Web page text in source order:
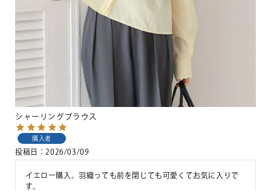
シャーリングブラウス
購入者
投稿日 2026/03/09
イエロー購入。羽織っても前を閉じても可愛くてお気に入りで
す。